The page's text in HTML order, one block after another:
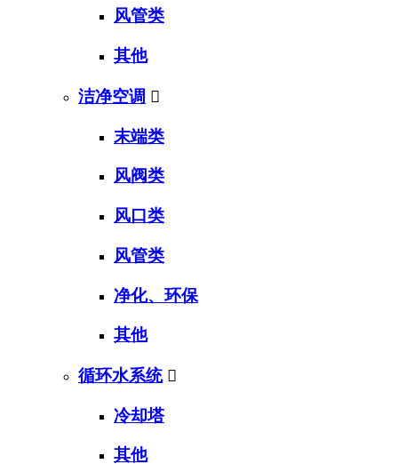
风管类
其他
洁净空调 
末端类
风阀类
风口类
风管类
净化、环保
其他
循环水系统 
冷却塔
其他